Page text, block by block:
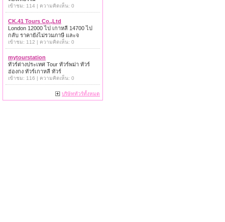
เข้าชม: 114 | ความคิดเห็น: 0
CK.41 Tours Co.,Ltd
London 12000 ไป เกาหลี 14700 ไป
กลับ ราคายังไม่รวมภาษี และจ
เข้าชม: 112 | ความคิดเห็น: 0
mytourstation
ทัวร์ต่างประเทศ Tour ทัวร์พม่า ทัวร์
ฮ่องกง ทัวร์เกาหลี ทัวร์
เข้าชม: 116 | ความคิดเห็น: 0
บริษัททัวร์ทั้งหมด